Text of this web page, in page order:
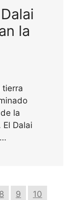
la
tierra
la
Dalai
8 9
10